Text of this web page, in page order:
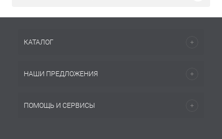
КАТАЛОГ
НАШИ ПРЕДЛОЖЕНИЯ
ПОМОЩЬ И СЕРВИСЫ